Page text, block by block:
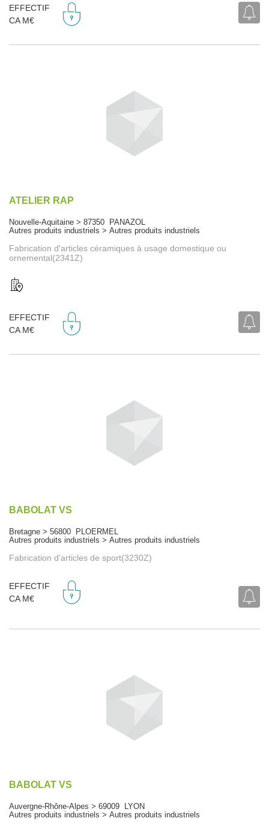
EFFECTIF
CA M€
ATELIER RAP
Nouvelle-Aquitaine > 87350 PANAZOL
Autres produits industriels > Autres produits industriels
Fabrication d'articles céramiques à usage domestique ou
ornemental(2341Z)
EFFECTIF
CA M€
BABOLAT VS
Bretagne > 56800 PLOERMEL
Autres produits industriels > Autres produits industriels
Fabrication d'articles de sport(3230Z)
EFFECTIF
CA M€
BABOLAT VS
Auvergne-Rhône-Alpes > 69009 LYON
Autres produits industriels > Autres produits industriels